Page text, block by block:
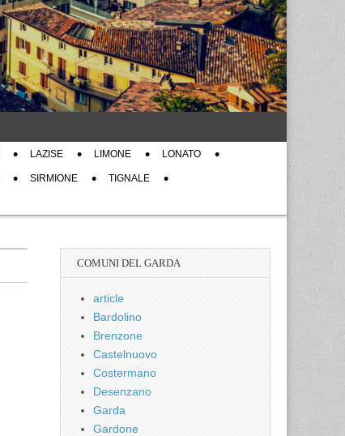
LAZISE LIMONE LONATO
SIRMIONE TIGNALE
COMUNI DEL GARDA
article
Bardolino
Brenzone
Castelnuovo
Costermano
Desenzano
Garda
Gardone